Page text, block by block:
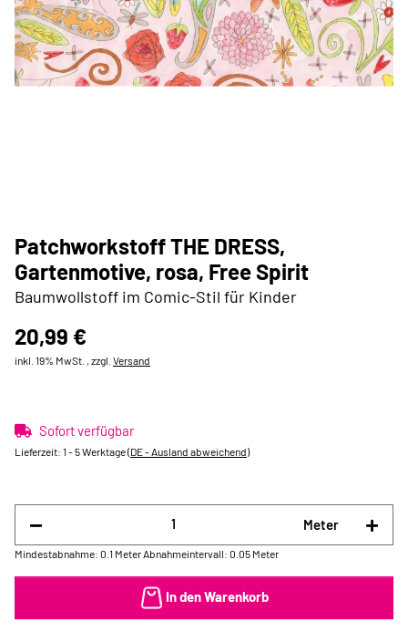
Patchworkstoff THE DRESS,
Gartenmotive, rosa, Free Spirit
Baumwollstoff im Comic-Stil für Kinder
20,99 €
inkl. 19% MwSt. , zzgl. Versand
Sofort verfügbar
Lieferzeit: 1 - 5 Werktage(DE - Ausland abweichend)
Meter
Mindestabnahme: 0.1 Meter Abnahmeintervall: 0.05 Meter
In den Warenkorb